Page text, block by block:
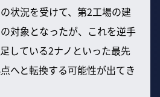
状況を受けて、第2工場の建
対象となったが、これを逆手
している2ナノといった最先
へと転換する可能性が出てき